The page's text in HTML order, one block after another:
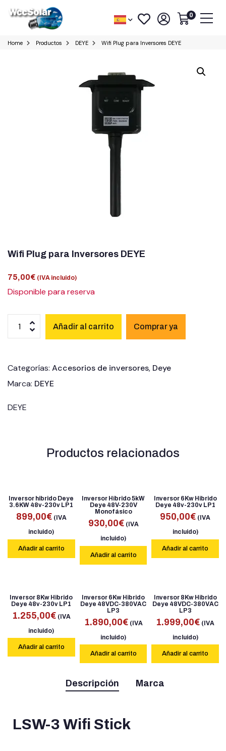
0
Home Productos DEYE Wifi Plug para Inversores DEYE
Wifi Plug para Inversores DEYE
75,00€ (IVA incluido)
Disponible para reserva
Añadir al carrito
Categorías: Accesorios de inversores, Deye
Marca: DEYE
DEYE
Productos relacionados
Inversor hibrido Deye
3.6KW 48v-230v LP1
899,00€ (IVA
incluido)
Añadir al carrito
Inversor Híbrido 5kW
Deye 48V-230V
Monofásico
930,00€ (IVA
incluido)
Añadir al carrito
Inversor 6Kw Hibrido
Deye 48v-230v LP1
950,00€ (IVA
incluido)
Añadir al carrito
Inversor 8Kw Hibrido
Deye 48v-230v LP1
1.255,00€ (IVA
incluido)
Añadir al carrito
Inversor 6Kw Hibrido
Deye 48VDC-380VAC
LP3
1.890,00€ (IVA
incluido)
Añadir al carrito
Inversor 8Kw Hibrido
Deye 48VDC-380VAC
LP3
1.999,00€ (IVA
incluido)
Añadir al carrito
Descripción Marca
LSW-3 Wifi Stick